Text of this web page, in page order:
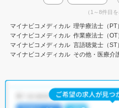
（1～8件目を
マイナビコメディカル 理学療法士（PT
マイナビコメディカル 作業療法士（
マイナビコメディカル 言語聴覚士（ST
マイナビコメディカル その他・医療介